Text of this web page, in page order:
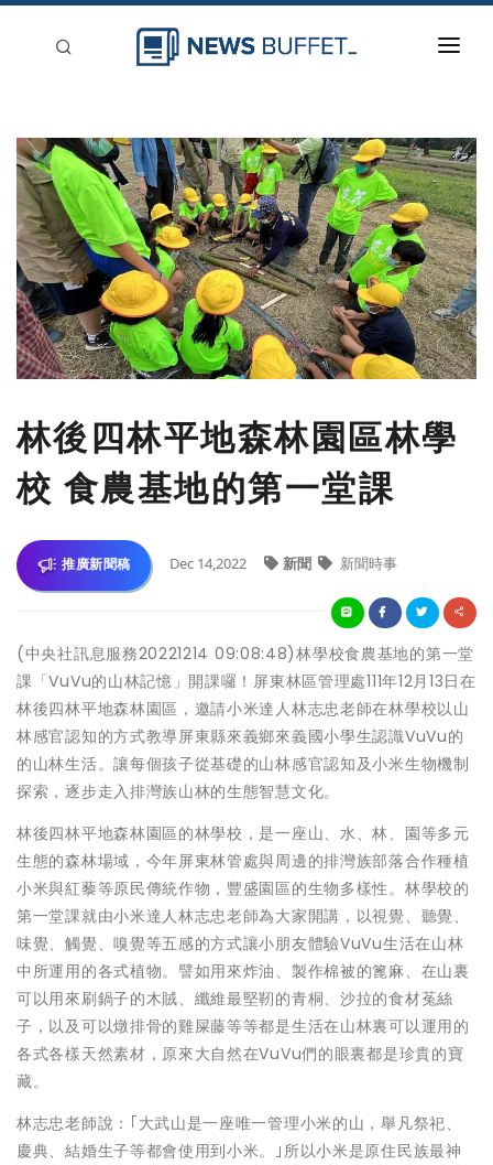
新聞稿分類
登入
刊登
林後四林平地森林園區林學
校 食農基地的第一堂課
推廣新聞稿 Dec 14,2022 新聞 新聞時事
(中央社訊息服務20221214 09:08:48)林學校食農基地的第一堂
課「VuVu的山林記憶」開課囉！屏東林區管理處111年12月13日在
林後四林平地森林園區，邀請小米達人林志忠老師在林學校以山
林感官認知的方式教導屏東縣來義鄉來義國小學生認識VuVu的
的山林生活。讓每個孩子從基礎的山林感官認知及小米生物機制
探索，逐步走入排灣族山林的生態智慧文化。
林後四林平地森林園區的林學校，是一座山、水、林、園等多元
生態的森林場域，今年屏東林管處與周邊的排灣族部落合作種植
小米與紅藜等原民傳統作物，豐盛園區的生物多樣性。林學校的
第一堂課就由小米達人林志忠老師為大家開講，以視覺、聽覺、
味覺、觸覺、嗅覺等五感的方式讓小朋友體驗VuVu生活在山林
中所運用的各式植物。譬如用來炸油、製作棉被的篦麻、在山裏
可以用來刷鍋子的木賊、纖維最堅靭的青桐、沙拉的食材菟絲
子，以及可以燉排骨的雞屎藤等等都是生活在山林裏可以運用的
各式各樣天然素材，原來大自然在VuVu們的眼裏都是珍貴的寶
藏。
林志忠老師說：｢大武山是一座唯一管理小米的山，舉凡祭祀、
慶典、結婚生子等都會使用到小米。｣所以小米是原住民族最神